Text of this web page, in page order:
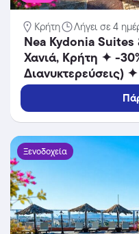
Κρήτη Λήγει σε 4
Nea Kydonia
Χανιά, Κρήτη ✦ -
16/09/2026 έως
Διανυκτέρευση
10% σε yellows!
Ξενοδοχεία